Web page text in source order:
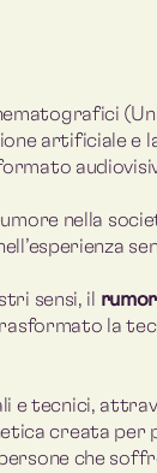
artificiale e
nella
sensi, il
la
e tecnici,
creata per
che